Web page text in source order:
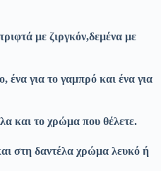
με ζιργκόν,δεμένα με
ένα για το γαμπρό και ένα για
και το χρώμα που θέλετε.
στη δαντέλα χρώμα λευκό ή